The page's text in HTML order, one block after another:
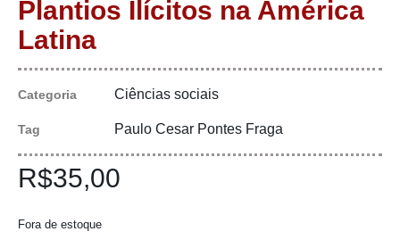
Plantios Ilícitos na América
Latina
Categoria Ciências sociais
Tag Paulo Cesar Pontes Fraga
R$35,00
Fora de estoque